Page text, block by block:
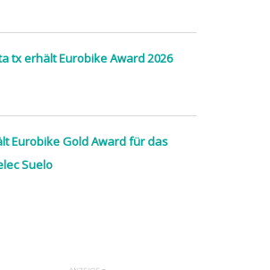
tx erhält Eurobike Award 2026
Eurobike Gold Award für das
Suelo